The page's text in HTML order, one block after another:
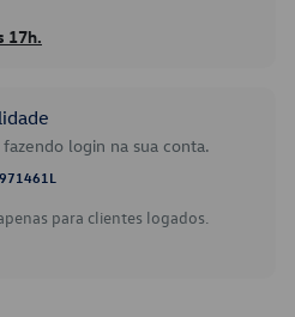
17h.
login na sua conta.
para clientes logados.